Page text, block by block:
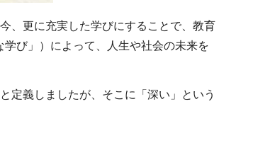
、更に充実した学びにすることで、教育
び」）によって、人生や社会の未来を
定義しましたが、そこに「深い」という